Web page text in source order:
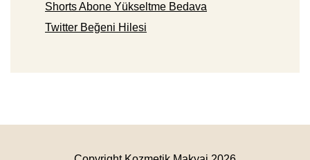
Shorts Abone Yükseltme Bedava
Twitter Beğeni Hilesi